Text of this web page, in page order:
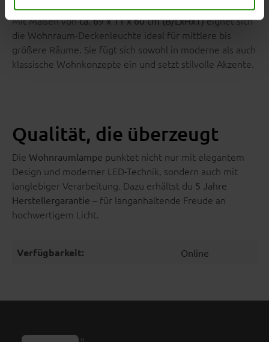
Mit Maßen vonca. 69 x 11 x 60 cm (B/LxHxT)eignet sich
die Wohnraum-Deckenleuchte ideal für mittlere bis
größere Räume. Sie fügt sich sowohl in moderne als auch
klassische Wohnkonzepte ein und setzt stilvolle Akzente.
Qualität, die überzeugt
Die Wohnraumlampe punktet nicht nur mit elegantem
Design und moderner LED-Technik, sondern auch mit
langlebiger Verarbeitung. Dazu erhältst du 5 Jahre
Herstellergarantie – für langanhaltende Freude an
hochwertigem Licht.
Verfügbarkeit: Online